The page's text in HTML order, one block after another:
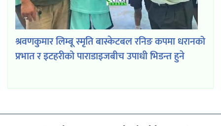
श्रवणकुमार लिम्बू स्मृति बास्केटबल रनिङ कपमा धरानको
प्रभात र इटहरीको पाराडाइजबीच उपाधी भिडन्त हुने